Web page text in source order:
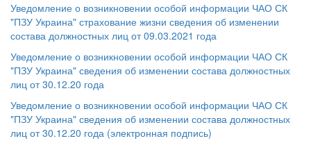
Уведомление о возникновении особой информации ЧАО СК
"ПЗУ Украина" страхование жизни сведения об изменении
состава должностных лиц от 09.03.2021 года
Уведомление о возникновении особой информации ЧАО СК
"ПЗУ Украина" сведения об изменении состава должностных
лиц от 30.12.20 года
Уведомление о возникновении особой информации ЧАО СК
"ПЗУ Украина" сведения об изменении состава должностных
лиц от 30.12.20 года (электронная подпись)